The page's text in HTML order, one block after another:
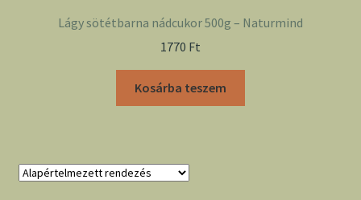
Lágy sötétbarna nádcukor 500g – Naturmind
1770 Ft
Kosárba teszem